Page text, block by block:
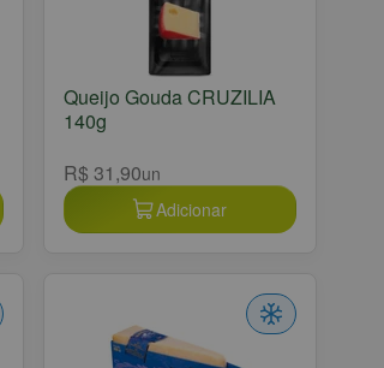
Queijo Gouda CRUZILIA
140g
R$ 31,90un
Adicionar